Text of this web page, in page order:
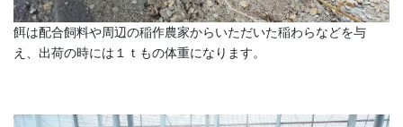
餌は配合飼料や周辺の稲作農家からいただいた稲わらなどを与
え、出荷の時には１ｔもの体重になります。